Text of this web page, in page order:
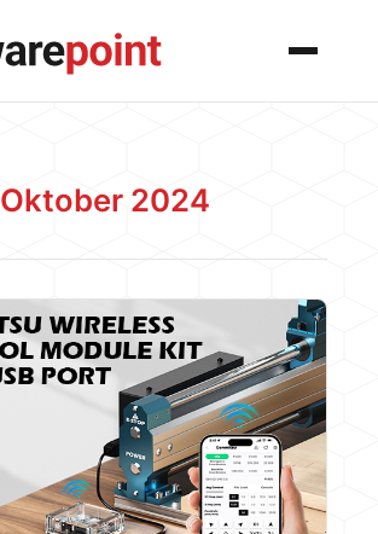
Menü
Oktober 2024